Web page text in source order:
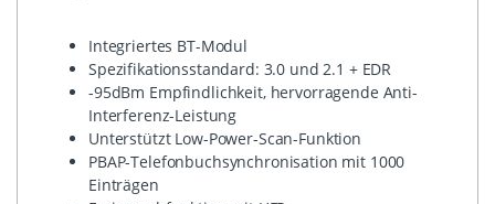
Integriertes BT-Modul
Spezifikationsstandard: 3.0 und 2.1 + EDR
-95dBm Empfindlichkeit, hervorragende Anti-
Interferenz-Leistung
Unterstützt Low-Power-Scan-Funktion
PBAP-Telefonbuchsynchronisation mit 1000
Einträgen